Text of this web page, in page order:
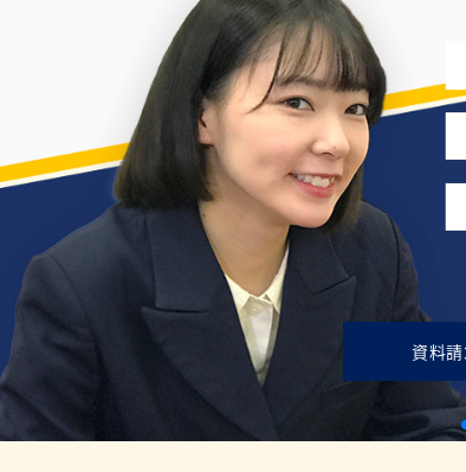
資料